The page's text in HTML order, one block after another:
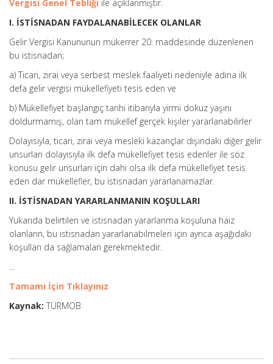
Vergisi Genel Tebliği ile açıklanmıştır.
I. İSTİSNADAN FAYDALANABİLECEK OLANLAR
Gelir Vergisi Kanununun mükerrer 20. maddesinde düzenlenen
bu istisnadan;
a) Ticari, zirai veya serbest meslek faaliyeti nedeniyle adına ilk
defa gelir vergisi mükellefiyeti tesis eden ve
b) Mükellefiyet başlangıç tarihi itibarıyla yirmi dokuz yaşını
doldurmamış, olan tam mükellef gerçek kişiler yararlanabilirler
Dolayısıyla, ticari, zirai veya mesleki kazançlar dışındaki diğer gelir
unsurları dolayısıyla ilk defa mükellefiyet tesis edenler ile söz
konusu gelir unsurları için dahi olsa ilk defa mükellefiyet tesis
eden dar mükellefler, bu istisnadan yararlanamazlar.
II. İSTİSNADAN YARARLANMANIN KOŞULLARI
Yukarıda belirtilen ve istisnadan yararlanma koşuluna haiz
olanların, bu istisnadan yararlanabilmeleri için ayrıca aşağıdaki
koşulları da sağlamaları gerekmektedir.
…
Tamamı İçin Tıklayınız
Kaynak: TÜRMOB